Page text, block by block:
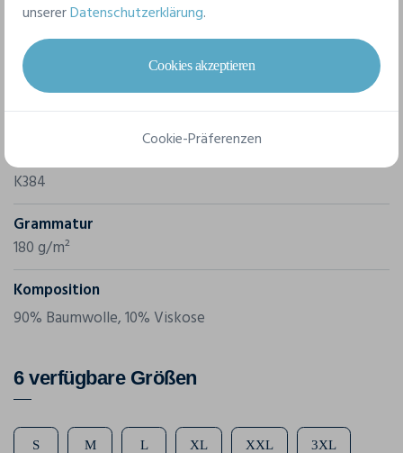
Marke
Kariban
K384
Grammatur
180 g/m²
Komposition
90% Baumwolle, 10% Viskose
6 verfügbare Größen
S M L XL XXL 3XL
unsererDatenschutzerklärung.
Cookies akzeptieren
Cookie-Präferenzen